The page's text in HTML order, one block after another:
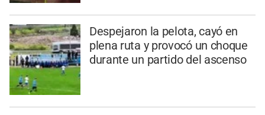
Despejaron la pelota, cayó en
plena ruta y provocó un choque
durante un partido del ascenso